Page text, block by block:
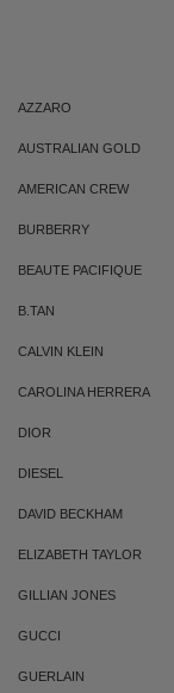
AZZARO
AUSTRALIAN GOLD
AMERICAN CREW
BURBERRY
BEAUTE PACIFIQUE
B.TAN
CALVIN KLEIN
CAROLINA HERRERA
DIOR
DIESEL
DAVID BECKHAM
ELIZABETH TAYLOR
GILLIAN JONES
GUCCI
GUERLAIN